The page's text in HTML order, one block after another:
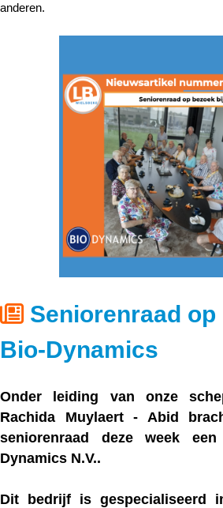
anderen.
Seniorenraad op
Bio-Dynamics
Onder leiding van onze
Rachida Muylaert - Abid
seniorenraad deze week
Dynamics N.V..
Dit bedrijf is gespecialiseerd